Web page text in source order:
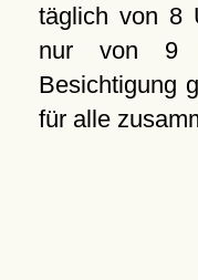
täglich von 8
nur von 9
Besichtigung
für alle